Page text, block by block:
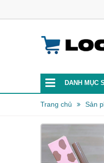
DANH MỤC
Trang chủ Sản